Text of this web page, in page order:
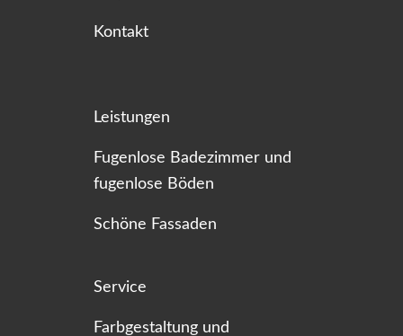
Kontakt
Leistungen
Fugenlose Badezimmer und
fugenlose Böden
Schöne Fassaden
Service
Farbgestaltung und